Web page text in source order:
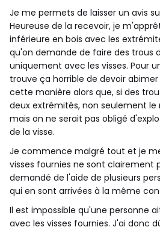
Je me permets de laisser un avis
Heureuse de la recevoir, je
inférieure en bois avec les
qu'on demande de faire des trous
uniquement avec les visses. Pour
trouve ça horrible de devoir
cette manière alors que, si des
deux extrémités, non seulement
mais on ne serait pas obligé
de la visse.
Je commence malgré tout et je
visses fournies ne sont clairement
demandé de l'aide de plusieurs
qui en sont arrivées à la même
Il est impossible qu'une personne
avec les visses fournies. J'ai donc